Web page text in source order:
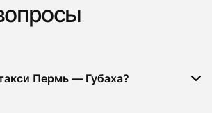
Пермь — Губаха?